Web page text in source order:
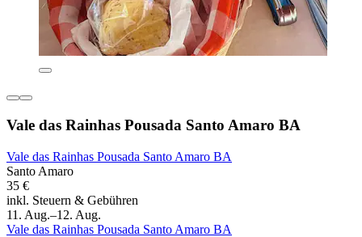
Vale das Rainhas Pousada Santo Amaro BA
Vale das Rainhas Pousada Santo Amaro BA
Santo Amaro
35 €
inkl. Steuern & Gebühren
11. Aug.–12. Aug.
Vale das Rainhas Pousada Santo Amaro BA